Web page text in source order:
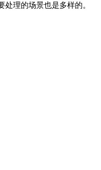
理的场景也是多样的。